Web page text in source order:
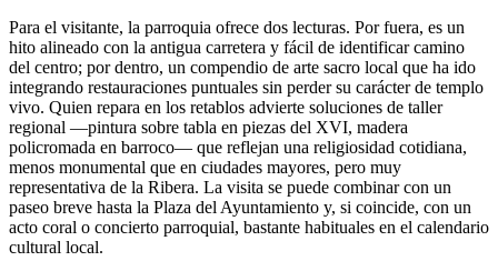
Para el visitante, la parroquia ofrece dos lecturas. Por fuera, es un
hito alineado con la antigua carretera y fácil de identificar camino
del centro; por dentro, un compendio de arte sacro local que ha ido
integrando restauraciones puntuales sin perder su carácter de templo
vivo. Quien repara en los retablos advierte soluciones de taller
regional —pintura sobre tabla en piezas del XVI, madera
policromada en barroco— que reflejan una religiosidad cotidiana,
menos monumental que en ciudades mayores, pero muy
representativa de la Ribera. La visita se puede combinar con un
paseo breve hasta la Plaza del Ayuntamiento y, si coincide, con un
acto coral o concierto parroquial, bastante habituales en el calendario
cultural local.